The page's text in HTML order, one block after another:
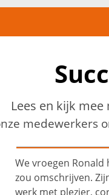
Lees en kijk
medewerkers
Sjef’s
voorbeeld hoe je je
werkt sinds 2022 bij